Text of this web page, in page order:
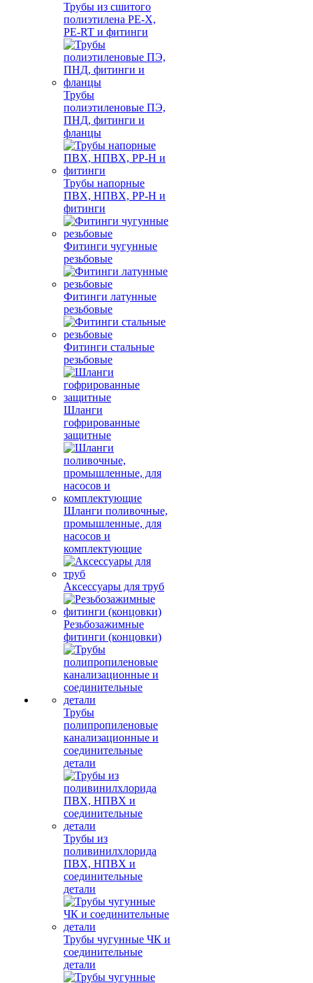
Трубы из сшитого
полиэтилена PE-X,
PE-RT и фитинги
Трубы
полиэтиленовые ПЭ,
ПНД, фитинги и
фланцы
Трубы напорные
ПВХ, НПВХ, PP-H и
фитинги
Фитинги чугунные
резьбовые
Фитинги латунные
резьбовые
Фитинги стальные
резьбовые
Шланги
гофрированные
защитные
Шланги поливочные,
промышленные, для
насосов и
комплектующие
Аксессуары для труб
Резьбозажимные
фитинги (концовки)
Трубы
полипропиленовые
канализационные и
соединительные
детали
Трубы из
поливинилхлорида
ПВХ, НПВХ и
соединительные
детали
Трубы чугунные ЧК и
соединительные
детали